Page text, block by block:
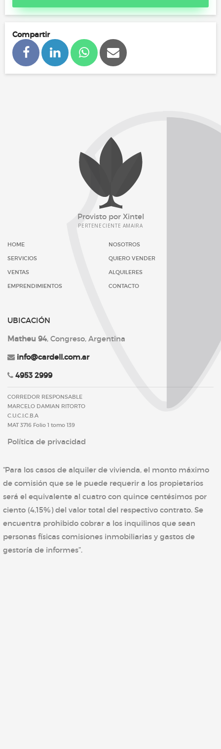
Compartir
Provisto por Xintel
PERTENECIENTE AMAIRA
HOME
NOSOTROS
SERVICIOS
QUIERO VENDER
VENTAS
ALQUILERES
EMPRENDIMIENTOS
CONTACTO
UBICACIÓN
Matheu 94, Congreso, Argentina
info@cardell.com.ar
4953 2999
CORREDOR RESPONSABLE
MARCELO DAMIAN RITORTO
C.U.C.I.C.B.A
MAT 3716 Folio 1 tomo 139
Política de privacidad
“Para los casos de alquiler de vivienda, el monto máximo
de comisión que se le puede requerir a los propietarios
será el equivalente al cuatro con quince centésimos por
ciento (4,15%) del valor total del respectivo contrato. Se
encuentra prohibido cobrar a los inquilinos que sean
personas físicas comisiones inmobiliarias y gastos de
gestoría de informes”.